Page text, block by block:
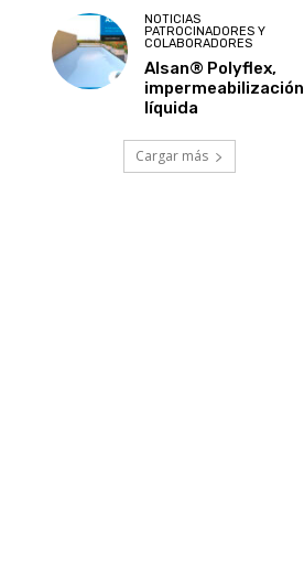
NOTICIAS
PATROCINADORES Y
COLABORADORES
Alsan® Polyflex,
impermeabilización
líquida
Cargar más